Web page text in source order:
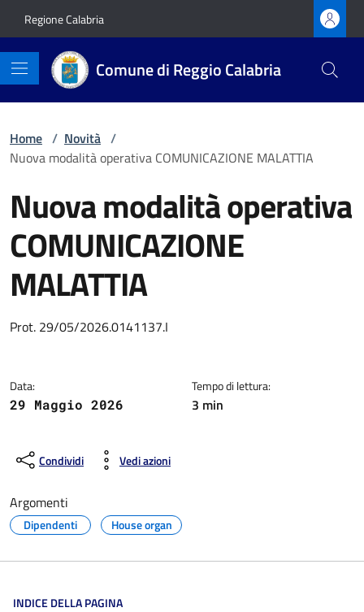
Regione Calabria
Comune di Reggio Calabria
Home / Novità /
Nuova modalità operativa COMUNICAZIONE MALATTIA
Nuova modalità operativa
COMUNICAZIONE
MALATTIA
Dettagli della notizia
Prot. 29/05/2026.0141137.I
Data:
29 Maggio 2026
Tempo di lettura:
3 min
Condividi Vedi azioni
Argomenti
Dipendenti House organ
INDICE DELLA PAGINA